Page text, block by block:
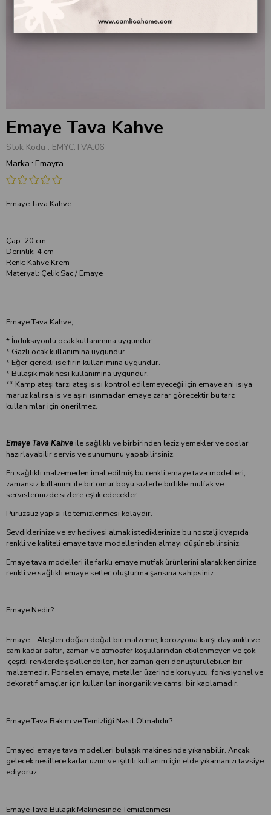
Emaye Tava Kahve
Stok Kodu
EMYC.TVA.06
Marka : Emayra
Emaye Tava Kahve
Çap: 20 cm
Derinlik: 4 cm
Renk: Kahve Krem
Materyal: Çelik Sac / Emaye
Emaye Tava Kahve;
* İndüksiyonlu ocak kullanımına uygundur.
* Gazlı ocak kullanımına uygundur.
* Eğer gerekli ise fırın kullanımına uygundur.
* Bulaşık makinesi kullanımına uygundur.
** Kamp ateşi tarzı ateş ısısı kontrol edilemeyeceği için emaye ani ısıya
maruz kalırsa is ve aşırı ısınmadan emaye zarar görecektir bu tarz
kullanımlar için önerilmez.
Emaye Tava Kahve ile sağlıklı ve birbirinden leziz yemekler ve soslar
hazırlayabilir servis ve sunumunu yapabilirsiniz.
En sağlıklı malzemeden imal edilmiş bu renkli emaye tava modelleri,
zamansız kullanımı ile bir ömür boyu sizlerle birlikte mutfak ve
servislerinizde sizlere eşlik edecekler.
Pürüzsüz yapısı ile temizlenmesi kolaydır.
Sevdiklerinize ve ev hediyesi almak istediklerinize bu nostaljik yapıda
renkli ve kaliteli emaye tava modellerinden almayı düşünebilirsiniz.
Emaye tava modelleri ile farklı emaye mutfak ürünlerini alarak kendinize
renkli ve sağlıklı emaye setler oluşturma şansına sahipsiniz.
Emaye Nedir?
Emaye – Ateşten doğan doğal bir malzeme, korozyona karşı dayanıklı ve
cam kadar saftır, zaman ve atmosfer koşullarından etkilenmeyen ve çok
çeşitli renklerde şekillenebilen, her zaman geri dönüştürülebilen bir
malzemedir. Porselen emaye, metaller üzerinde koruyucu, fonksiyonel ve
dekoratif amaçlar için kullanılan inorganik ve camsı bir kaplamadır.
Emaye Tava Bakım ve Temizliği Nasıl Olmalıdır?
Emayeci emaye tava modelleri bulaşık makinesinde yıkanabilir. Ancak,
gelecek nesillere kadar uzun ve ışıltılı kullanım için elde yıkamanızı tavsiye
ediyoruz.
Emaye Tava Bulaşık Makinesinde Temizlenmesi